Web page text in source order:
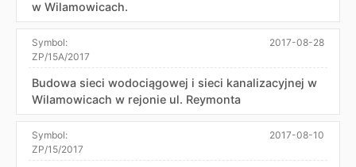
w Wilamowicach.
Symbol:
ZP/15A/2017
2017-08-28
Budowa sieci wodociągowej i sieci kanalizacyjnej w
Wilamowicach w rejonie ul. Reymonta
Symbol:
ZP/15/2017
2017-08-10